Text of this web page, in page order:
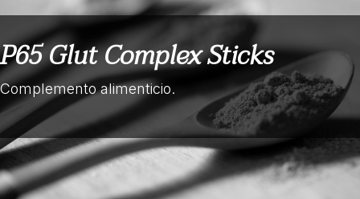
P65 Glut Complex Sticks
Complemento alimenticio.